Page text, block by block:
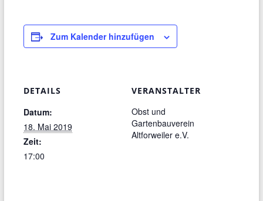
Zum Kalender hinzufügen
DETAILS
Datum:
18. Mai 2019
Zeit:
17:00
VERANSTALTER
Obst und
Gartenbauverein
Altforweiler e.V.